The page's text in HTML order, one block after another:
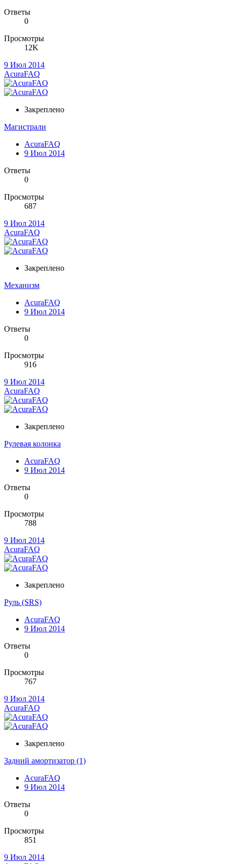
Ответы
0
Просмотры
12K
9 Июл 2014
AcuraFAQ
Закреплено
Магистрали
AcuraFAQ
9 Июл 2014
Ответы
0
Просмотры
687
9 Июл 2014
AcuraFAQ
Закреплено
Механизм
AcuraFAQ
9 Июл 2014
Ответы
0
Просмотры
916
9 Июл 2014
AcuraFAQ
Закреплено
Рулевая колонка
AcuraFAQ
9 Июл 2014
Ответы
0
Просмотры
788
9 Июл 2014
AcuraFAQ
Закреплено
Руль (SRS)
AcuraFAQ
9 Июл 2014
Ответы
0
Просмотры
767
9 Июл 2014
AcuraFAQ
Закреплено
Задний амортизатор (1)
AcuraFAQ
9 Июл 2014
Ответы
0
Просмотры
851
9 Июл 2014